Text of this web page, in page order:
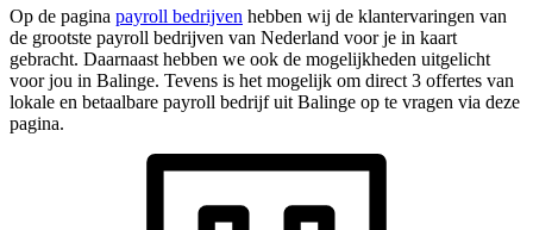
Op de pagina payroll bedrijven hebben wij de klantervaringen van
de grootste payroll bedrijven van Nederland voor je in kaart
gebracht. Daarnaast hebben we ook de mogelijkheden uitgelicht
voor jou in Balinge. Tevens is het mogelijk om direct 3 offertes van
lokale en betaalbare payroll bedrijf uit Balinge op te vragen via deze
pagina.